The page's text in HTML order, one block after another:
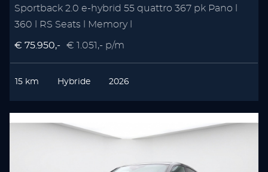
Sportback 2.0 e-hybrid 55 quattro 367 pk Pano l
360 l RS Seats l Memory l
€ 75.950,- € 1.051,- p/m
15 km Hybride 2026